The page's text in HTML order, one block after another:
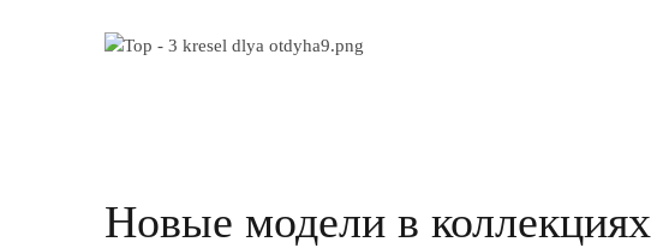
Новые модели в коллекциях